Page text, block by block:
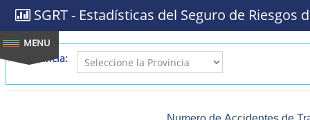
SGRT - Estadísticas del Seguro de Riesgos
Provincia: